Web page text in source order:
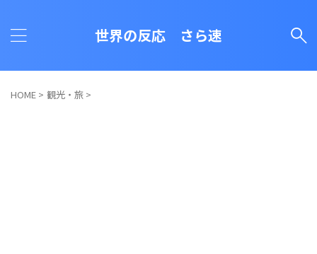
世界の反応 さら速
HOME > 観光・旅 >